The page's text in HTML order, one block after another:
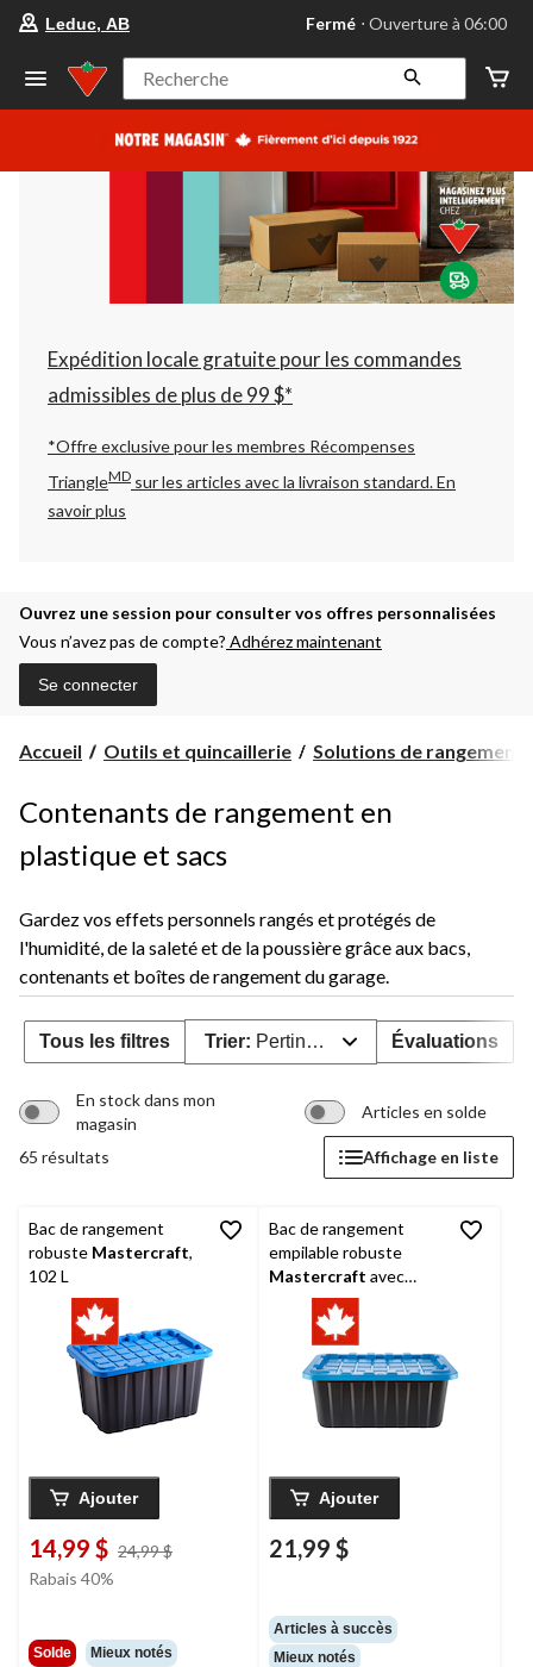
votre
préféré
Leduc,
AB,
courament
Ouverture
à
06:00
cliquer
pour
changer
Leduc, AB Fermé ⋅ Ouverture à 06:00
Recherche
Expédition locale gratuite pour les commandes
admissibles de plus de 99 $*
*Offre exclusive pour les membres Récompenses
TriangleMD sur les articles avec la livraison standard.En
savoir plus
Ouvrez une session pour consulter vos offres personnalisées
Vous n’avez pas de compte? Adhérez maintenant
Se connecter
Accueil Outils et quincaillerie Solutions de rangement
Contenants de rangement en
plastique et sacs
Gardez vos effets personnels rangés et protégés de
l'humidité, de la saleté et de la poussière grâce aux bacs,
contenants et boîtes de rangement du garage.
Tous les filtres Trier: Pertinence Évaluations
En stock dans mon
magasin
Articles en solde
65 résultats Affichage en liste
Bac de rangement
robuste Mastercraft,
102 L
Ajouter
14,99 $ 24,99 $
Rabais 40%
Solde Mieux notés
Bac de rangement
empilable robuste
Mastercraft avec
couvercle, 70 L, bleu et
Ajouter
21,99 $
Articles à succès
Mieux notés